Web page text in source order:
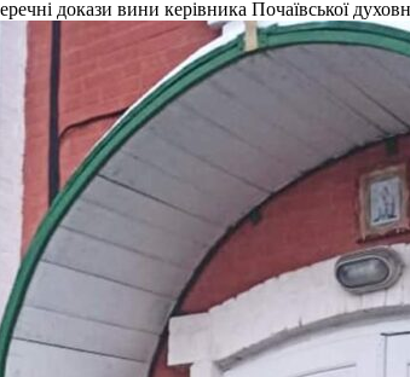
докази вини керівника Почаївської